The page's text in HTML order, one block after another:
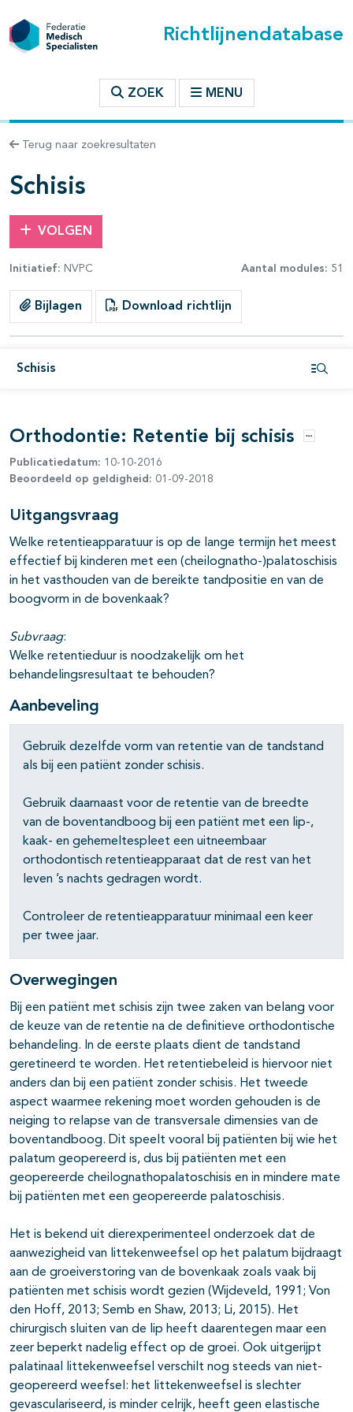
Richtlijnendatabase
ZOEK MENU
Terug naar zoekresultaten
Schisis
VOLGEN
Initiatief: NVPC Aantal modules: 51
Bijlagen Download richtlijn
Schisis
binnen deze richtlijn
open- en dichtklappen
open- en dichtklappen
open- en dichtklappen
open- en dichtklappen
open- en dichtklappen
Orthodontie: Retentie bij schisis Opties
Publicatiedatum: 10-10-2016
Beoordeeld op geldigheid: 01-09-2018
Uitgangsvraag
Welke retentieapparatuur is op de lange termijn het meest
effectief bij kinderen met een (cheilognatho-)palatoschisis
in het vasthouden van de bereikte tandpositie en van de
boogvorm in de bovenkaak?
Subvraag:
Welke retentieduur is noodzakelijk om het
behandelingsresultaat te behouden?
Aanbeveling
Gebruik dezelfde vorm van retentie van de tandstand
als bij een patiënt zonder schisis.
Gebruik daarnaast voor de retentie van de breedte
van de boventandboog bij een patiënt met een lip-,
kaak- en gehemeltespleet een uitneembaar
orthodontisch retentieapparaat dat de rest van het
leven ’s nachts gedragen wordt.
Controleer de retentieapparatuur minimaal een keer
per twee jaar.
Overwegingen
Bij een patiënt met schisis zijn twee zaken van belang voor
de keuze van de retentie na de definitieve orthodontische
behandeling. In de eerste plaats dient de tandstand
geretineerd te worden. Het retentiebeleid is hiervoor niet
anders dan bij een patiënt zonder schisis. Het tweede
aspect waarmee rekening moet worden gehouden is de
neiging to relapse van de transversale dimensies van de
boventandboog. Dit speelt vooral bij patiënten bij wie het
palatum geopereerd is, dus bij patiënten met een
geopereerde cheilognathopalatoschisis en in mindere mate
bij patiënten met een geopereerde palatoschisis.
Het is bekend uit dierexperimenteel onderzoek dat de
aanwezigheid van littekenweefsel op het palatum bijdraagt
aan de groeiverstoring van de bovenkaak zoals vaak bij
patiënten met schisis wordt gezien (Wijdeveld, 1991; Von
den Hoff, 2013; Semb en Shaw, 2013; Li, 2015). Het
chirurgisch sluiten van de lip heeft daarentegen maar een
zeer beperkt nadelig effect op de groei. Ook uitgerijpt
palatinaal littekenweefsel verschilt nog steeds van niet-
geopereerd weefsel: het littekenweefsel is slechter
gevasculariseerd, is minder celrijk, heeft geen elastische